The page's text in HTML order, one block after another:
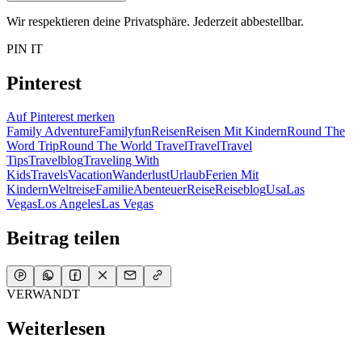
Wir respektieren deine Privatsphäre. Jederzeit abbestellbar.
PIN IT
Pinterest
Auf Pinterest merken
Family AdventureFamilyfunReisenReisen Mit KindernRound The
Word TripRound The World TravelTravelTravel
TipsTravelblogTraveling With
KidsTravelsVacationWanderlustUrlaubFerien Mit
KindernWeltreiseFamilieAbenteuerReiseReiseblogUsaLas
VegasLos AngelesLas Vegas
Beitrag teilen
VERWANDT
Weiterlesen